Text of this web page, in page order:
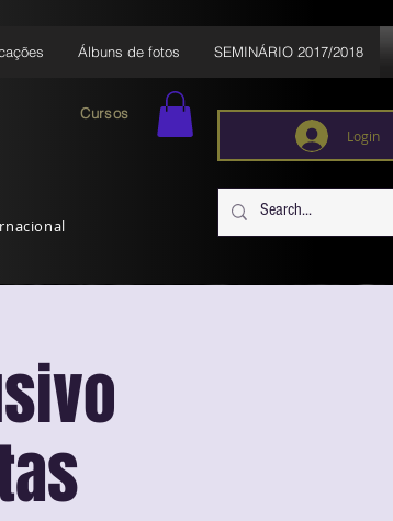
Cursos
Login
Álbuns de fotos SEMINÁRIO 2017/2018